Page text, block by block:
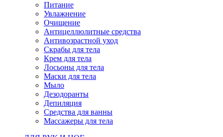
Питание
Увлажнение
Очищение
Антицеллюлитные средства
Антивозрастной уход
Скрабы для тела
Крем для тела
Лосьоны для тела
Маски для тела
Мыло
Дезодоранты
Депиляция
Средства для ванны
Массажеры для тела